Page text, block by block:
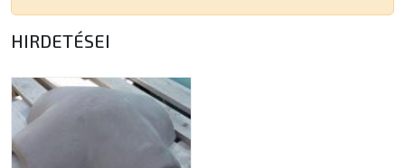
SZERSZÁM, ALKATRÉSZ
KERTI ÉPÍTŐANYAG
EGYÉB
HIRDETÉSEI